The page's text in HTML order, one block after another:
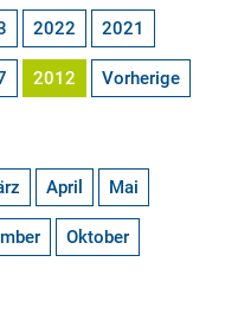
2022 2021
2012 Vorherige
April Mai
Oktober